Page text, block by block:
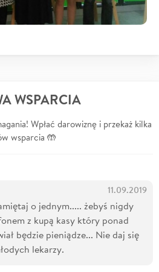
WSPARCIA
Wpłać darowiznę i przekaż kilka
wsparcia 🤲
11.09.2019
o jednym..... żebyś nigdy
z kupą kasy który ponad
będzie pieniądze... Nie daj się
lekarzy.